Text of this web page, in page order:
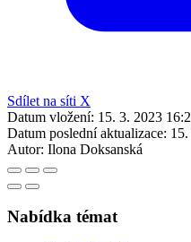
Sdílet na síti X
Datum vložení: 15. 3. 2023
Datum poslední aktualizace:
Autor: Ilona Doksanská
Nabídka témat